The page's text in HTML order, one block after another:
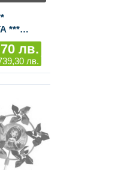
***
(200
лв.
лв.